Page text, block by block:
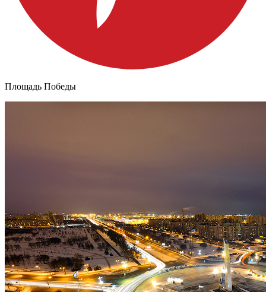
Площадь Победы